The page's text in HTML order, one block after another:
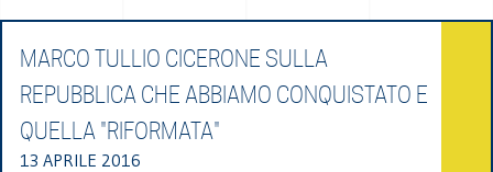
MARCO TULLIO CICERONE SULLA
REPUBBLICA CHE ABBIAMO CONQUISTATO E
QUELLA "RIFORMATA"
13 APRILE 2016